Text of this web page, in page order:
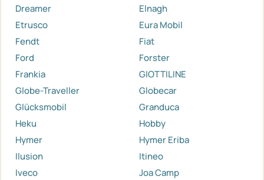
Dreamer
Elnagh
Etrusco
Eura Mobil
Fendt
Fiat
Ford
Forster
Frankia
GIOTTILINE
Globe-Traveller
Globecar
Glücksmobil
Granduca
Heku
Hobby
Hymer
Hymer Eriba
Ilusion
Itineo
Iveco
Joa Camp